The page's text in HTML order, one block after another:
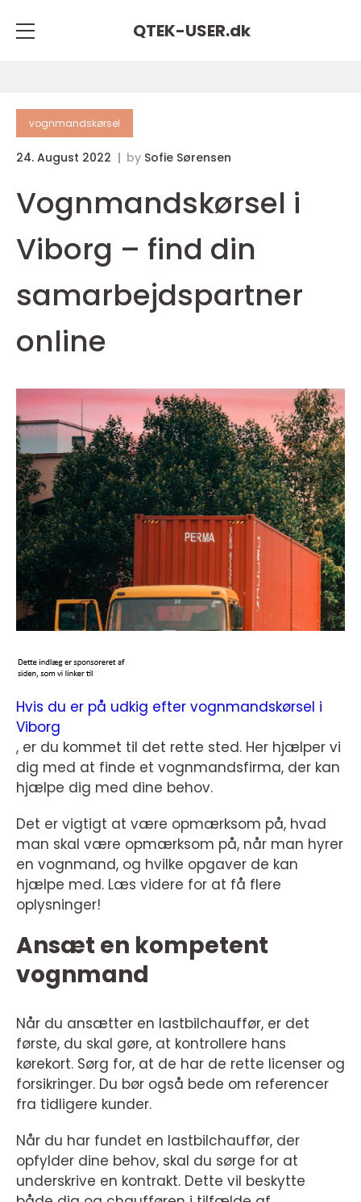
QTEK-USER.dk
vognmandskørsel
24. August 2022 by Sofie Sørensen
Vognmandskørsel i
Viborg – find din
samarbejdspartner
online
Hvis du er på udkig efter vognmandskørsel i
Viborg
, er du kommet til det rette sted. Her hjælper vi
dig med at finde et vognmandsfirma, der kan
hjælpe dig med dine behov.
Det er vigtigt at være opmærksom på, hvad
man skal være opmærksom på, når man hyrer
en vognmand, og hvilke opgaver de kan
hjælpe med. Læs videre for at få flere
oplysninger!
Ansæt en kompetent
vognmand
Når du ansætter en lastbilchauffør, er det
første, du skal gøre, at kontrollere hans
kørekort. Sørg for, at de har de rette licenser og
forsikringer. Du bør også bede om referencer
fra tidligere kunder.
Når du har fundet en lastbilchauffør, der
opfylder dine behov, skal du sørge for at
underskrive en kontrakt. Dette vil beskytte